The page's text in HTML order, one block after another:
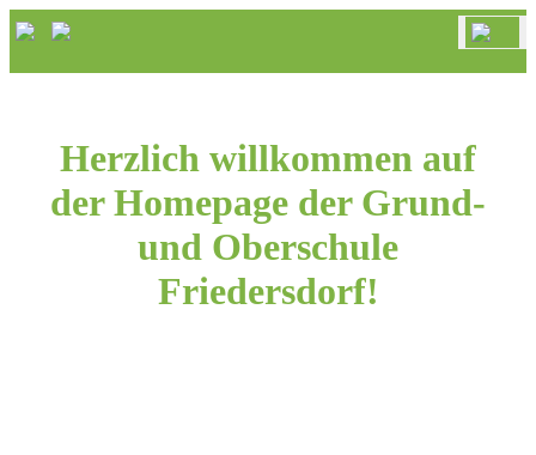
Herzlich willkommen auf
der Homepage der Grund-
und Oberschule
Friedersdorf!